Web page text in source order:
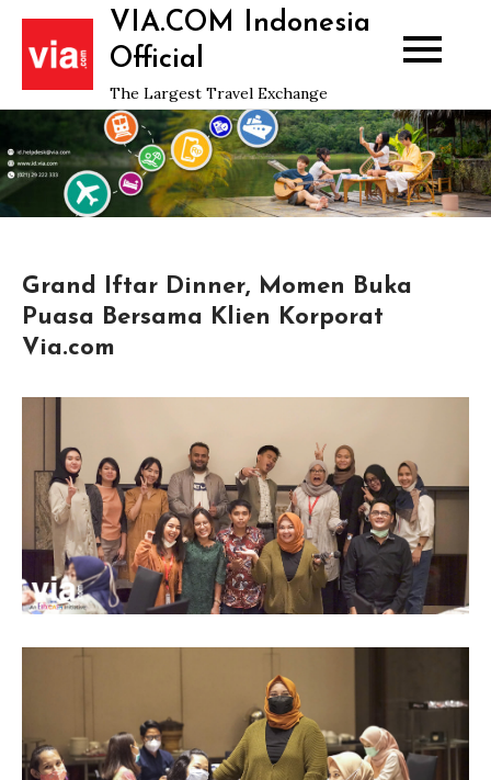
Skip
content
VIA.COM Indonesia
Official
The Largest Travel Exchange
Grand Iftar Dinner, Momen Buka
Puasa Bersama Klien Korporat
Via.com